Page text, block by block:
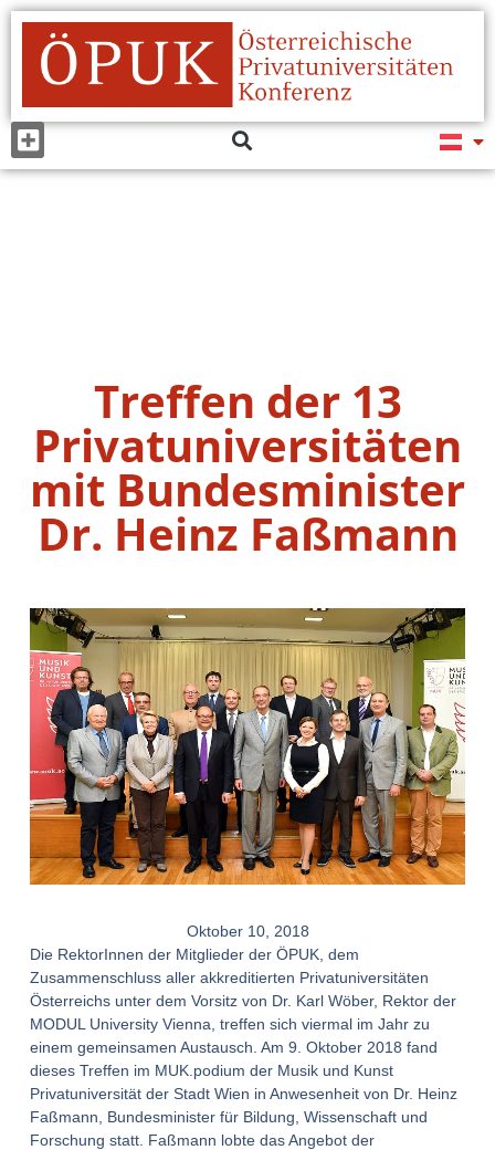
Treffen der 13
Privatuniversitäten
mit Bundesminister
Dr. Heinz Faßmann
Oktober 10, 2018
Die RektorInnen der Mitglieder der ÖPUK, dem
Zusammenschluss aller akkreditierten Privatuniversitäten
Österreichs unter dem Vorsitz von Dr. Karl Wöber, Rektor der
MODUL University Vienna, treffen sich viermal im Jahr zu
einem gemeinsamen Austausch. Am 9. Oktober 2018 fand
dieses Treffen im MUK.podium der Musik und Kunst
Privatuniversität der Stadt Wien in Anwesenheit von Dr. Heinz
Faßmann, Bundesminister für Bildung, Wissenschaft und
Forschung statt. Faßmann lobte das Angebot der